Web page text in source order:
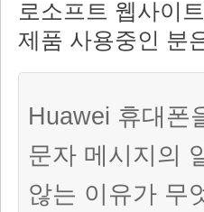
로소프트 웹사이
제품 사용중인 분
Huawei 휴대폰
문자 메시지의
않는 이유가 무